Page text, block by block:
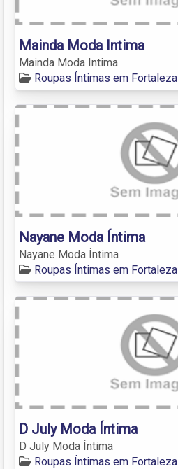
Mainda Moda Intima
Mainda Moda Intima
Roupas Íntimas em Fortaleza
Nayane Moda Íntima
Nayane Moda Íntima
Roupas Íntimas em Fortaleza
D July Moda Íntima
D July Moda Íntima
Roupas Íntimas em Fortaleza